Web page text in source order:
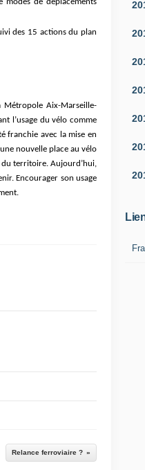
des 15 actions du plan
Métropole Aix-Marseille-
l’usage du vélo comme
franchie avec la mise en
nouvelle place au vélo
territoire. Aujourd’hui,
Encourager son usage
Relance ferroviaire ?